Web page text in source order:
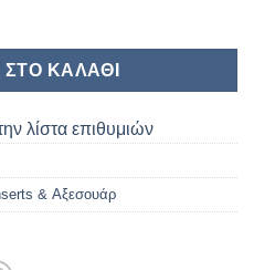
V2 WHITE (4pcs) ποσότητα
ΚΑΛΆΘΙ
λίστα επιθυμιών
& Αξεσουάρ